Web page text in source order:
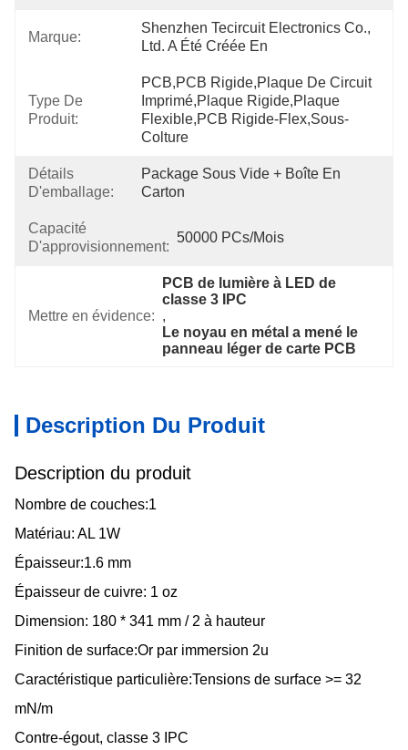
Marque:
Shenzhen Tecircuit Electronics Co.,
Ltd. A Été Créée En
Type De
Produit:
PCB,PCB Rigide,plaque De Circuit
Imprimé,plaque Rigide,plaque
Flexible,PCB Rigide-Flex,sous-
Colture
Détails
D'emballage:
Package Sous Vide + Boîte En
Carton
Capacité
D'approvisionnement:
50000 PCs/mois
Mettre en évidence:
PCB de lumière à LED de
classe 3 IPC
,
Le noyau en métal a mené le
panneau léger de carte PCB
Description Du Produit
Description du produit
Nombre de couches:1
Matériau: AL 1W
Épaisseur:1.6 mm
Épaisseur de cuivre: 1 oz
Dimension: 180 * 341 mm / 2 à hauteur
Finition de surface:Or par immersion 2u
Caractéristique particulière:Tensions de surface >= 32
mN/m
Contre-égout, classe 3 IPC